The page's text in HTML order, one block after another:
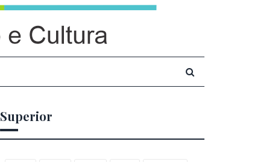
Superior